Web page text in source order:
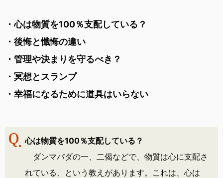
・心は物質を100％支配している？
・後悔と懺悔の違い
・管理や決まりを守るべき？
・冥想とスランプ
・幸福になるために道具はいらない
心は物質を100％支配している？
ダンマパダの一、二偈などで、物質は心に支配さ
れている、という教えがあります。これは、心は